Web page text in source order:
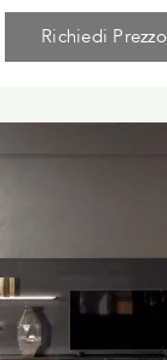
Richiedi Prezzo